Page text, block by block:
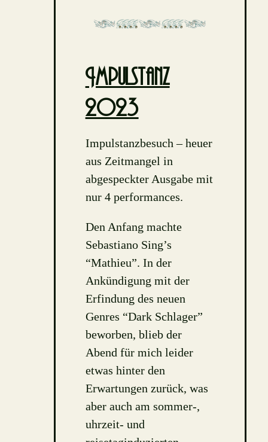
Impulstanz
2023
Impulstanzbesuch – heuer
aus Zeitmangel in
abgespeckter Ausgabe mit
nur 4 performances.
Den Anfang machte
Sebastiano Sing’s
“Mathieu”. In der
Ankündigung mit der
Erfindung des neuen
Genres “Dark Schlager”
beworben, blieb der
Abend für mich leider
etwas hinter den
Erwartungen zurück, was
aber auch am sommer-,
uhrzeit- und